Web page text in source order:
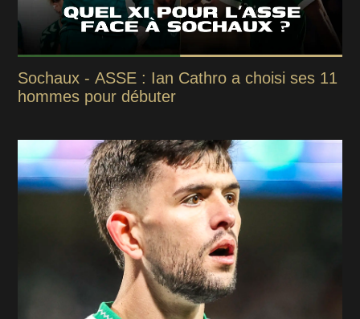
Sochaux - ASSE : Ian Cathro a choisi ses 11
hommes pour débuter